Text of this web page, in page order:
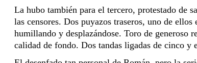
La hubo también para el tercero, protestado de
las censores. Dos puyazos traseros, uno de
humillando y desplazándose. Toro de generoso
calidad de fondo. Dos tandas ligadas de cinco y